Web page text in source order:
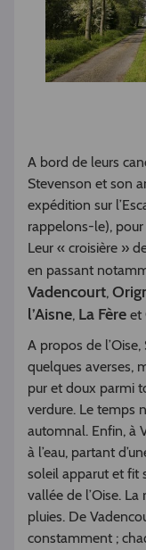
A bord de leurs
Stevenson et son
expédition sur
rappelons-le), pour
Leur « croisière »
en passant
Vadencourt,
l’Aisne, La Fère et
A propos de
quelques averses,
pur et doux parmi
verdure. Le temps
automnal. Enfin, à
à l’eau, partant
soleil apparut et fit
vallée de l’Oise.
pluies. De
constamment ;